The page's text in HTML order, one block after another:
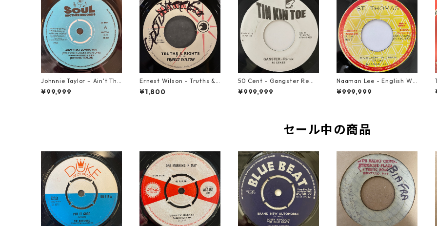
Johnnie Taylor – Ain't Tha
t Loving You【7-21684】
¥99,999
Ernest Wilson - Truths &
Rights【7-21652】
¥1,800
50 Cent - Gangster Remi
x【7-20928】
¥999,999
Naaman Lee - English Wo
man【7-20855】
¥999,999
セール中の商品